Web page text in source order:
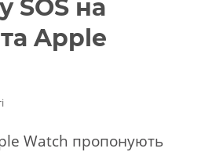
SOS на
Apple
Watch пропонують